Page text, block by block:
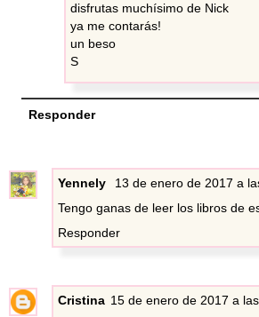
disfrutas muchísimo de Nick
ya me contarás!
un beso
S
Responder
Yennely
13 de enero de 2017 a
Tengo ganas de leer los libros de
Responder
Cristina 15 de enero de 2017 a